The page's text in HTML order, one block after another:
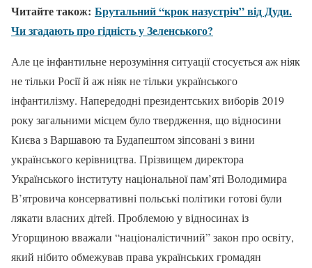
Читайте також: Брутальний “крок назустріч” від Дуди.
Чи згадають про гідність у Зеленського?
Але це інфантильне нерозуміння ситуації стосується аж ніяк
не тільки Росії й аж ніяк не тільки українського
інфантилізму. Напередодні президентських виборів 2019
року загальними місцем було твердження, що відносини
Києва з Варшавою та Будапештом зіпсовані з вини
українського керівництва. Прізвищем директора
Українського інституту національної пам’яті Володимира
В’ятровича консервативні польські політики готові були
лякати власних дітей. Проблемою у відносинах із
Угорщиною вважали “націоналістичний” закон про освіту,
який нібито обмежував права українських громадян